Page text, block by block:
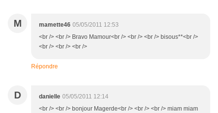
M mamette46 05/05/2011 12:53
<br /> <br /> Bravo Mamour<br /> <br /> <br /> bisous**<br />
<br /> <br /> <br />
Répondre
D danielle 05/05/2011 12:14
<br /> <br /> bonjour Magerde<br /> <br /> <br /> miam miam